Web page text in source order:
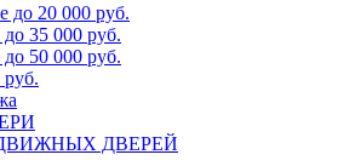
до 20 000 руб.
35 000 руб.
50 000 руб.
ДВЕРЕЙ